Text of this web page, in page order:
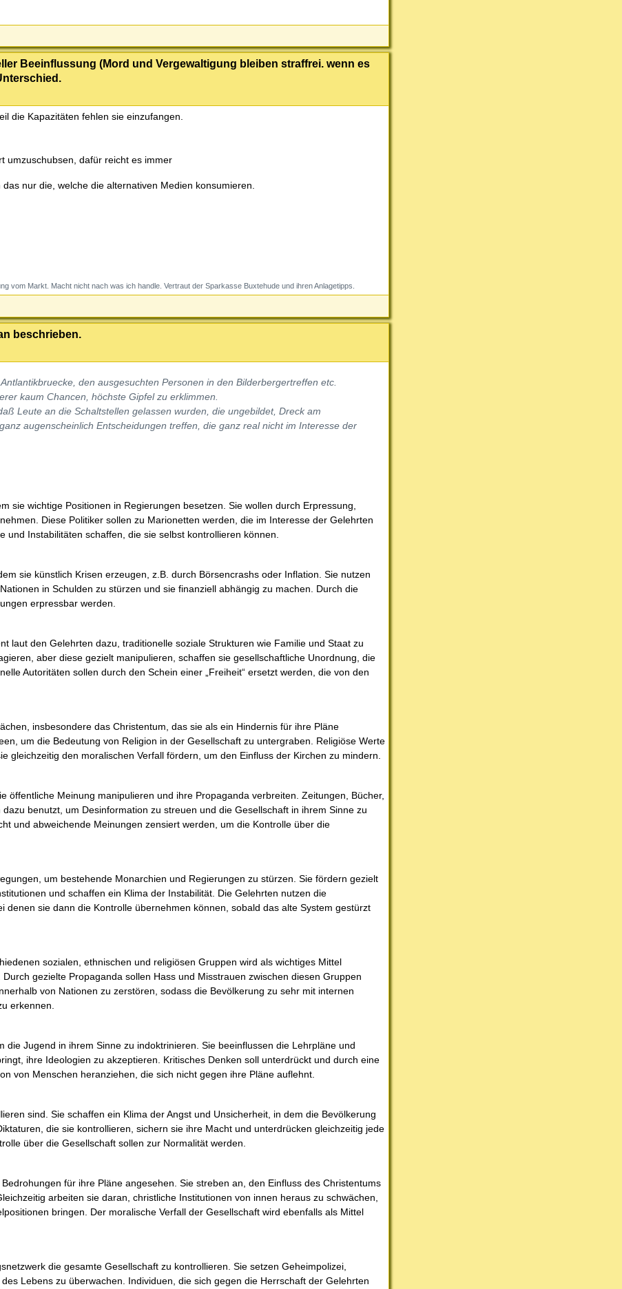
Beeinflussung (Mord und Vergewaltigung bleiben straffrei. wenn es
die Kapazitäten fehlen sie einzufangen.
umzuschubsen, dafür reicht es immer
nur die, welche die alternativen Medien konsumieren.
vom Markt. Macht nicht nach was ich handle. Vertraut der Sparkasse Buxtehude und ihren Anlagetipps.
beschrieben.
den ausgesuchten Personen in den Bilderbergertreffen etc.
kaum Chancen, höchste Gipfel zu erklimmen.
Leute an die Schaltstellen gelassen wurden, die ungebildet, Dreck am
augenscheinlich Entscheidungen treffen, die ganz real nicht im Interesse der
sie wichtige Positionen in Regierungen besetzen. Sie wollen durch Erpressung,
Diese Politiker sollen zu Marionetten werden, die im Interesse der Gelehrten
Instabilitäten schaffen, die sie selbst kontrollieren können.
sie künstlich Krisen erzeugen, z.B. durch Börsencrashs oder Inflation. Sie nutzen
in Schulden zu stürzen und sie finanziell abhängig zu machen. Durch die
erpressbar werden.
laut den Gelehrten dazu, traditionelle soziale Strukturen wie Familie und Staat zu
aber diese gezielt manipulieren, schaffen sie gesellschaftliche Unordnung, die
Autoritäten sollen durch den Schein einer „Freiheit“ ersetzt werden, die von den
insbesondere das Christentum, das sie als ein Hindernis für ihre Pläne
um die Bedeutung von Religion in der Gesellschaft zu untergraben. Religiöse Werte
gleichzeitig den moralischen Verfall fördern, um den Einfluss der Kirchen zu mindern.
öffentliche Meinung manipulieren und ihre Propaganda verbreiten. Zeitungen, Bücher,
benutzt, um Desinformation zu streuen und die Gesellschaft in ihrem Sinne zu
und abweichende Meinungen zensiert werden, um die Kontrolle über die
um bestehende Monarchien und Regierungen zu stürzen. Sie fördern gezielt
und schaffen ein Klima der Instabilität. Die Gelehrten nutzen die
sie dann die Kontrolle übernehmen können, sobald das alte System gestürzt
sozialen, ethnischen und religiösen Gruppen wird als wichtiges Mittel
gezielte Propaganda sollen Hass und Misstrauen zwischen diesen Gruppen
von Nationen zu zerstören, sodass die Bevölkerung zu sehr mit internen
erkennen.
Jugend in ihrem Sinne zu indoktrinieren. Sie beeinflussen die Lehrpläne und
ihre Ideologien zu akzeptieren. Kritisches Denken soll unterdrückt und durch eine
von Menschen heranziehen, die sich nicht gegen ihre Pläne auflehnt.
sind. Sie schaffen ein Klima der Angst und Unsicherheit, in dem die Bevölkerung
die sie kontrollieren, sichern sie ihre Macht und unterdrücken gleichzeitig jede
über die Gesellschaft sollen zur Normalität werden.
für ihre Pläne angesehen. Sie streben an, den Einfluss des Christentums
arbeiten sie daran, christliche Institutionen von innen heraus zu schwächen,
bringen. Der moralische Verfall der Gesellschaft wird ebenfalls als Mittel
die gesamte Gesellschaft zu kontrollieren. Sie setzen Geheimpolizei,
Lebens zu überwachen. Individuen, die sich gegen die Herrschaft der Gelehrten